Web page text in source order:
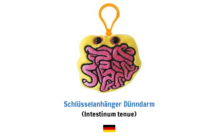
Schlüsselanhänger Dünndarm
(Intestinum tenue)